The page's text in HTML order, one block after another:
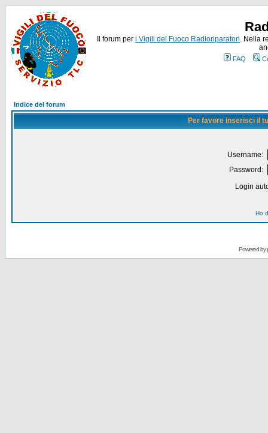
Il forum per i Vigili del Fuoco Radioriparatori. Nella
FAQ
Indice del forum
Per favore inserisci il
Username:
Password:
Login
Ho
Powered by